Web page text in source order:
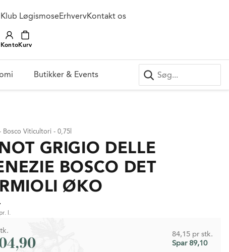
Klub LøgismoseErhvervKontakt os
KontoKurv
Butikker & Events
Bosco Viticultori - 0,75l
GRIGIO DELLE
BOSCO DET
ØKO
l.
84,15 pr stk.
Spar 89,10